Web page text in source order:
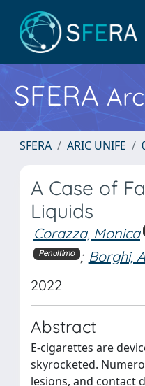
SFERA
SFERA ARIC UNIFE
A Case of
Liquids
Corazza, Monica
Penultimo ; Borghi,
2022
Abstract
E-cigarettes are
skyrocketed.
lesions, and contact